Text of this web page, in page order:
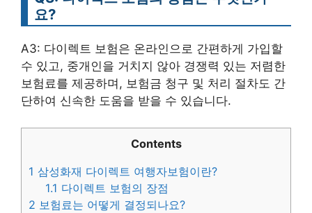
요?
A3: 다이렉트 보험은 온라인으로 간편하게 가입할
수 있고, 중개인을 거치지 않아 경쟁력 있는 저렴한
보험료를 제공하며, 보험금 청구 및 처리 절차도 간
단하여 신속한 도움을 받을 수 있습니다.
Contents
1 삼성화재 다이렉트 여행자보험이란?
1.1 다이렉트 보험의 장점
2 보험료는 어떻게 결정되나요?